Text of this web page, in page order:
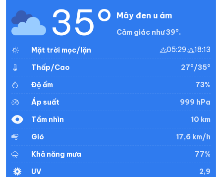
35° Mây đen u ám
Cảm giác như 39°.
Mặt trời mọc/lặn
05:29 18:13
Thấp/Cao
27°/35°
Độ ẩm
73%
Áp suất
999 hPa
Tầm nhìn
10 km
Gió
17,6 km/h
Khả năng mưa
77%
UV
2,9